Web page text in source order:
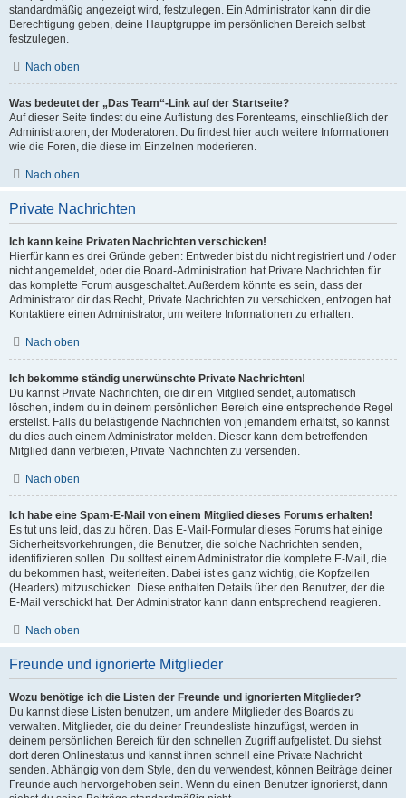
standardmäßig angezeigt wird, festzulegen. Ein Administrator kann dir die
Berechtigung geben, deine Hauptgruppe im persönlichen Bereich selbst
festzulegen.
Nach oben
Was bedeutet der „Das Team“-Link auf der Startseite?
Auf dieser Seite findest du eine Auflistung des Forenteams, einschließlich der
Administratoren, der Moderatoren. Du findest hier auch weitere Informationen
wie die Foren, die diese im Einzelnen moderieren.
Nach oben
Private Nachrichten
Ich kann keine Privaten Nachrichten verschicken!
Hierfür kann es drei Gründe geben: Entweder bist du nicht registriert und / oder
nicht angemeldet, oder die Board-Administration hat Private Nachrichten für
das komplette Forum ausgeschaltet. Außerdem könnte es sein, dass der
Administrator dir das Recht, Private Nachrichten zu verschicken, entzogen hat.
Kontaktiere einen Administrator, um weitere Informationen zu erhalten.
Nach oben
Ich bekomme ständig unerwünschte Private Nachrichten!
Du kannst Private Nachrichten, die dir ein Mitglied sendet, automatisch
löschen, indem du in deinem persönlichen Bereich eine entsprechende Regel
erstellst. Falls du belästigende Nachrichten von jemandem erhältst, so kannst
du dies auch einem Administrator melden. Dieser kann dem betreffenden
Mitglied dann verbieten, Private Nachrichten zu versenden.
Nach oben
Ich habe eine Spam-E-Mail von einem Mitglied dieses Forums erhalten!
Es tut uns leid, das zu hören. Das E-Mail-Formular dieses Forums hat einige
Sicherheitsvorkehrungen, die Benutzer, die solche Nachrichten senden,
identifizieren sollen. Du solltest einem Administrator die komplette E-Mail, die
du bekommen hast, weiterleiten. Dabei ist es ganz wichtig, die Kopfzeilen
(Headers) mitzuschicken. Diese enthalten Details über den Benutzer, der die
E-Mail verschickt hat. Der Administrator kann dann entsprechend reagieren.
Nach oben
Freunde und ignorierte Mitglieder
Wozu benötige ich die Listen der Freunde und ignorierten Mitglieder?
Du kannst diese Listen benutzen, um andere Mitglieder des Boards zu
verwalten. Mitglieder, die du deiner Freundesliste hinzufügst, werden in
deinem persönlichen Bereich für den schnellen Zugriff aufgelistet. Du siehst
dort deren Onlinestatus und kannst ihnen schnell eine Private Nachricht
senden. Abhängig von dem Style, den du verwendest, können Beiträge deiner
Freunde auch hervorgehoben sein. Wenn du einen Benutzer ignorierst, dann